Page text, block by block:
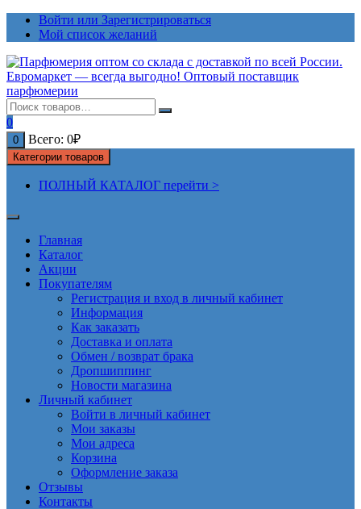
ПерейтиВойти или Зарегистрироваться
Мой список желаний
0
0 Всего: 0₽
Категории товаров
ПОЛНЫЙ КАТАЛОГ перейти >
Главная
Каталог
Акции
Покупателям
Регистрация и вход в личный кабинет
Информация
Как заказать
Доставка и оплата
Обмен / возврат брака
Дропшиппинг
Новости магазина
Личный кабинет
Войти в личный кабинет
Мои заказы
Мои адреса
Корзина
Оформление заказа
Отзывы
Контакты